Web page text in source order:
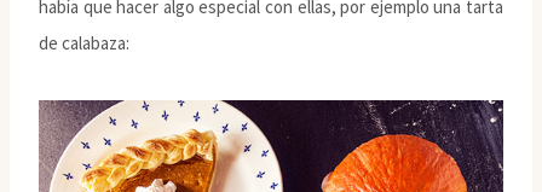
había que hacer algo especial con ellas, por ejemplo una tarta
de calabaza: